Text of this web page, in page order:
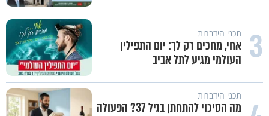
3 תכני הידברות
אחי, מחכים רק לך: יום התפילין
העולמי מגיע לתל אביב
תכני הידברות
מה הסיכוי להתחתן בגיל 37? הפעולה